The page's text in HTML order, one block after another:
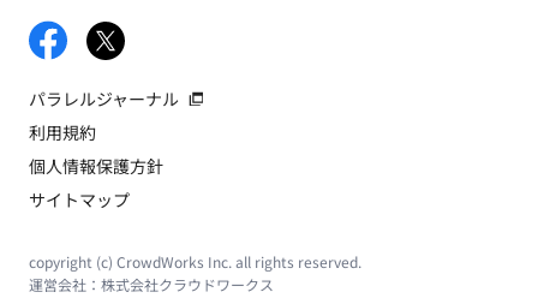
パラレルジャーナル
利用規約
個人情報保護方針
サイトマップ
copyright (c) CrowdWorks Inc. all rights reserved.
運営会社： 株式会社クラウドワークス